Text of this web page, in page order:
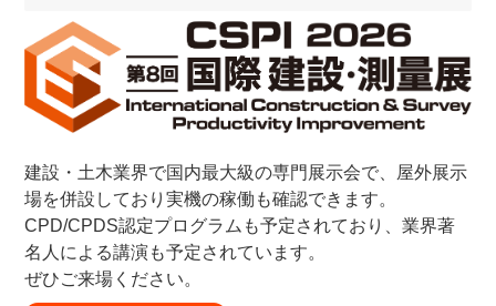
建設・土木業界で国内最大級の専門展示会で、屋外展示
場を併設しており実機の稼働も確認できます。
CPD/CPDS認定プログラムも予定されており、業界著
名人による講演も予定されています。
ぜひご来場ください。